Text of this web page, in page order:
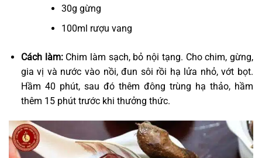
30g gừng
100ml rượu vang
Cách làm:Chim làm sạch, bỏ nội tạng. Cho chim, gừng,
gia vị và nước vào nồi, đun sôi rồi hạ lửa nhỏ, vớt bọt.
Hầm 40 phút, sau đó thêm đông trùng hạ thảo, hầm
thêm 15 phút trước khi thưởng thức.